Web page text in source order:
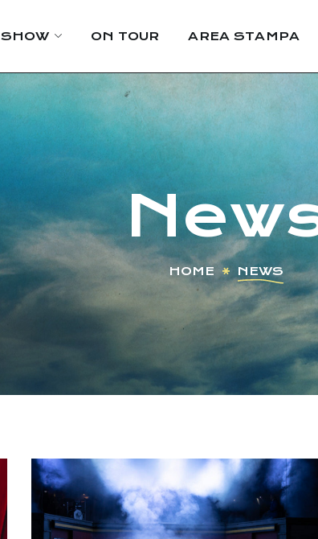
SHOW ON TOUR AREA STAMPA
HOME NEWS